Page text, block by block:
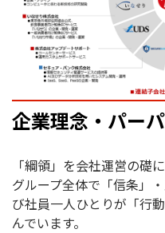
企業理念・パー
「綱領」を会社運営の礎
グループ全体で「信条」
び社員一人ひとりが「行
んでいます。